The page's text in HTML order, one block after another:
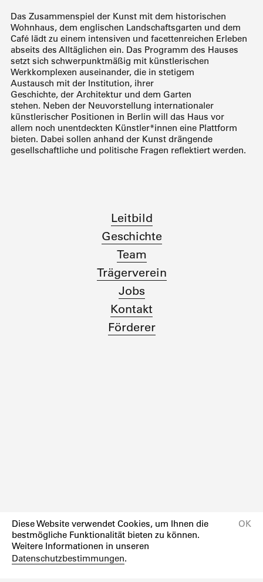
Diese Website verwendet Cookies, um Ihnen die
bestmögliche Funktionalität bieten zu können.
Weitere Informationen in unseren
Datenschutzbestimmungen.
OK
Das Zusammenspiel der Kunst mit dem historischen
Wohnhaus, dem englischen Landschaftsgarten und dem
Café lädt zu einem intensiven und facettenreichen Erleben
abseits des Alltäglichen ein. Das Programm des Hauses
setzt sich schwerpunktmäßig mit künstlerischen
Werkkomplexen auseinander, die in stetigem
Austausch mit der Institution, ihrer
Geschichte, der Architektur und dem Garten
stehen. Neben der Neuvorstellung internationaler
künstlerischer Positionen in Berlin will das Haus vor
allem noch unentdeckten Künstler*innen eine Plattform
bieten. Dabei sollen anhand der Kunst drängende
gesellschaftliche und politische Fragen reflektiert werden.
Leitbild
Geschichte
Team
Trägerverein
Jobs
Kontakt
Förderer